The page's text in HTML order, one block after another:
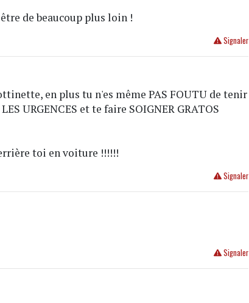
de beaucoup plus loin !
Signaler
en plus tu n'es même PAS FOUTU de tenir
URGENCES et te faire SOIGNER GRATOS
toi en voiture !!!!!!
Signaler
Signaler